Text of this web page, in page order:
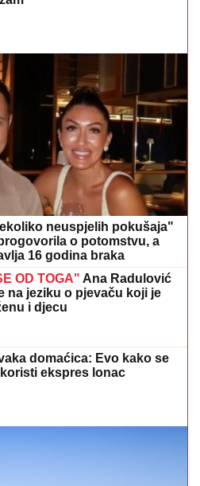
neuspjelih pokušaja"
o potomstvu, a
16 godina braka
OD TOGA" Ana Radulović
na jeziku o pjevaču koji je
i djecu
domaćica: Evo kako se
ekspres lonac